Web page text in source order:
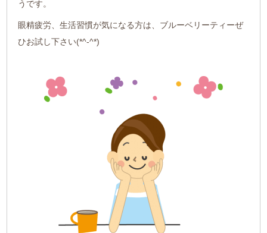
うです。
眼精疲労、生活習慣が気になる方は、ブルーベリーティーぜ
ひお試し下さい(*^-^*)